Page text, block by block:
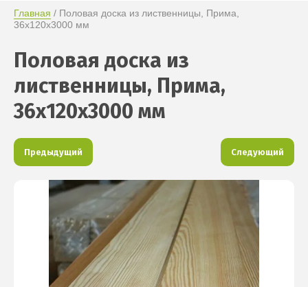
Главная / Половая доска из лиственницы, Прима,
36х120х3000 мм
Половая доска из
лиственницы, Прима,
36х120х3000 мм
Предыдущий Следующий